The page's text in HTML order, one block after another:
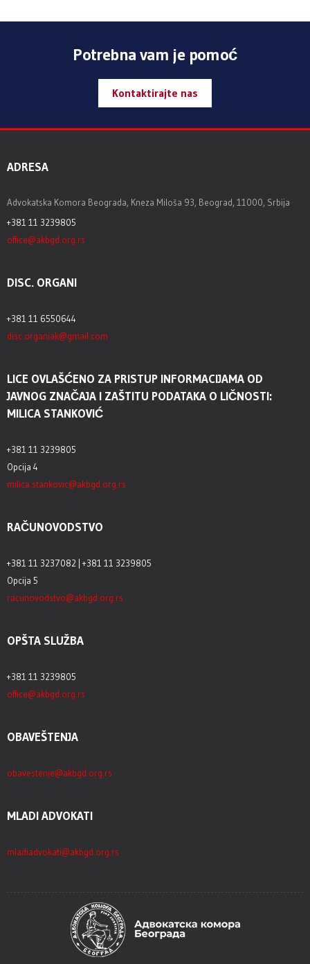
Potrebna vam je pomoć
Kontaktirajte nas
ADRESA
Advokatska Komora Beograda, Kneza Miloša 93, Beograd, 11000, Srbija
+381 11 3239805
office@akbgd.org.rs
DISC. ORGANI
+381 11 6550644
disc.organiak@gmail.com
LICE OVLAŠĆENO ZA PRISTUP INFORMACIJAMA OD
JAVNOG ZNAČAJA I ZAŠTITU PODATAKA O LIČNOSTI:
MILICA STANKOVIĆ
+381 11 3239805
Opcija 4
milica.stankovic@akbgd.org.rs
RAČUNOVODSTVO
+381 11 3237082 | +381 11 3239805
Opcija 5
racunovodstvo@akbgd.org.rs
OPŠTA SLUŽBA
+381 11 3239805
office@akbgd.org.rs
OBAVEŠTENJA
obavestenje@akbgd.org.rs
MLADI ADVOKATI
mladiadvokati@akbgd.org.rs